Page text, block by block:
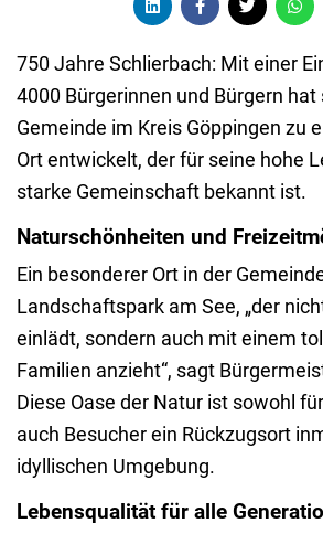
750 Jahre Schlierbach: Mit einer
4000 Bürgerinnen und Bürgern hat
Gemeinde im Kreis Göppingen zu
Ort entwickelt, der für seine hohe
starke Gemeinschaft bekannt ist.
Naturschönheiten und
Ein besonderer Ort in der
Landschaftspark am See, „der
einlädt, sondern auch mit einem
Familien anzieht“, sagt
Diese Oase der Natur ist sowohl
auch Besucher ein Rückzugsort
idyllischen Umgebung.
Lebensqualität für alle